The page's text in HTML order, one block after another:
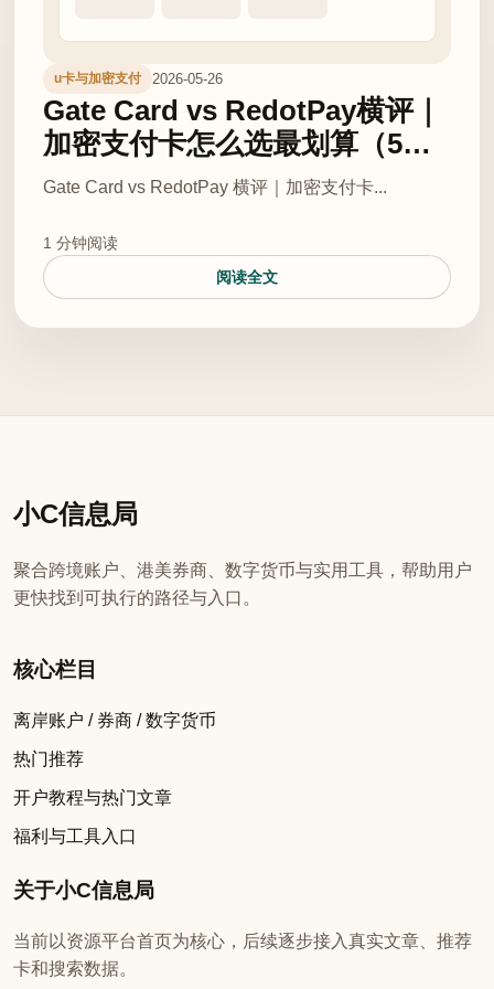
u卡与加密支付 2026-05-26
Gate Card vs RedotPay横评｜
加密支付卡怎么选最划算（5%
返现vs多币种钱包）
Gate Card vs RedotPay 横评｜加密支付卡...
1 分钟阅读
阅读全文
小C信息局
聚合跨境账户、港美券商、数字货币与实用工具，帮助用户
更快找到可执行的路径与入口。
核心栏目
离岸账户 / 券商 / 数字货币
热门推荐
开户教程与热门文章
福利与工具入口
关于小C信息局
当前以资源平台首页为核心，后续逐步接入真实文章、推荐
卡和搜索数据。